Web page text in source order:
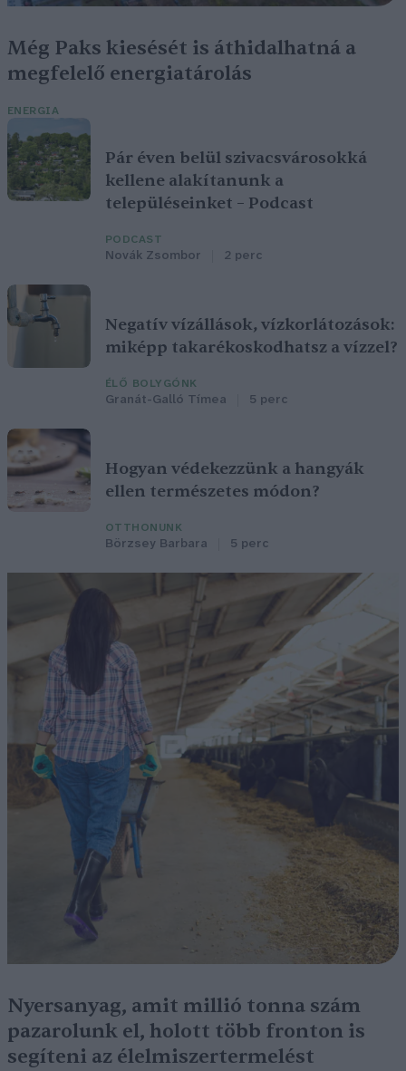
Még Paks kiesését is áthidalhatná a
megfelelő energiatárolás
ENERGIA
Pár éven belül szivacsvárosokká
kellene alakítanunk a
településeinket – Podcast
PODCAST
Novák Zsombor 2 perc
Negatív vízállások, vízkorlátozások:
miképp takarékoskodhatsz a vízzel?
ÉLŐ BOLYGÓNK
Granát-Galló Tímea 5 perc
Hogyan védekezzünk a hangyák
ellen természetes módon?
OTTHONUNK
Börzsey Barbara 5 perc
Nyersanyag, amit millió tonna szám
pazarolunk el, holott több fronton is
segíteni az élelmiszertermelést